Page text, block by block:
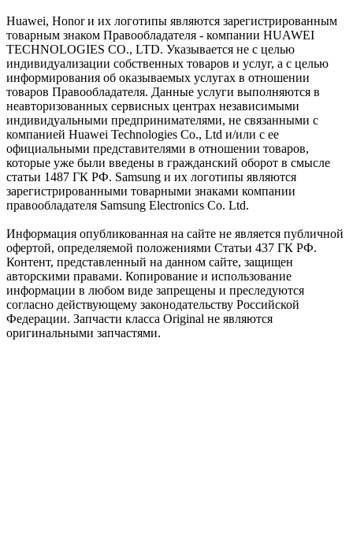
Huawei, Honor и их логотипы являются зарегистрированным
товарным знаком Правообладателя - компании HUAWEI
TECHNOLOGIES CO., LTD. Указывается не с целью
индивидуализации собственных товаров и услуг, а с целью
информирования об оказываемых услугах в отношении
товаров Правообладателя. Данные услуги выполняются в
неавторизованных сервисных центрах независимыми
индивидуальными предпринимателями, не связанными с
компанией Huawei Technologies Co., Ltd и/или с ее
официальными представителями в отношении товаров,
которые уже были введены в гражданский оборот в смысле
статьи 1487 ГК РФ. Samsung и их логотипы являются
зарегистрированными товарными знаками компании
правообладателя Samsung Electronics Co. Ltd.
Информация опубликованная на сайте не является публичной
офертой, определяемой положениями Статьи 437 ГК РФ.
Контент, представленный на данном сайте, защищен
авторскими правами. Копирование и использование
информации в любом виде запрещены и преследуются
согласно действующему законодательству Российской
Федерации. Запчасти класса Original не являются
оригинальными запчастями.